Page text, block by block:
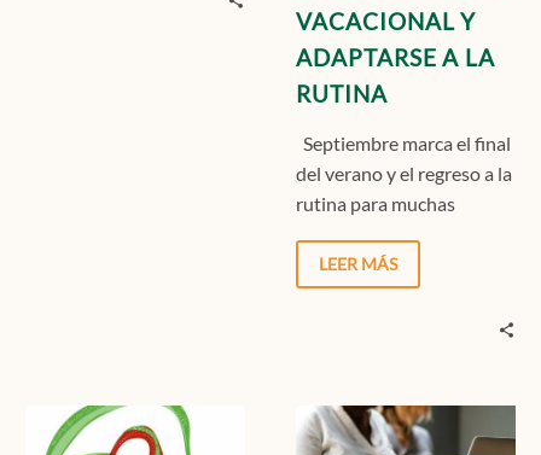
VACACIONAL Y
ADAPTARSE A LA
RUTINA
Septiembre marca el final
del verano y el regreso a la
rutina para muchas
puede traer…
LEER MÁS
INSOMNIO
Estrés